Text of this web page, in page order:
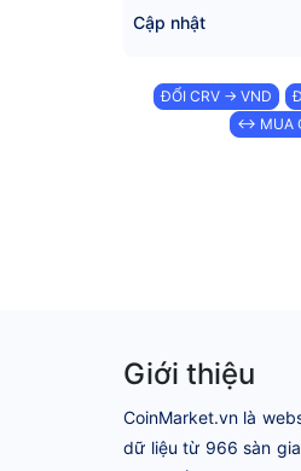
Cập nhật
ĐỔI CRV → VND
↔ MUA
Giới thiệu
CoinMarket.vn là
dữ liệu từ 966 sàn